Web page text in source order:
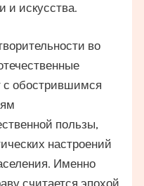
и искусства.
во
с обострившимся
пользы,
настроений
Именно
считается эпохой